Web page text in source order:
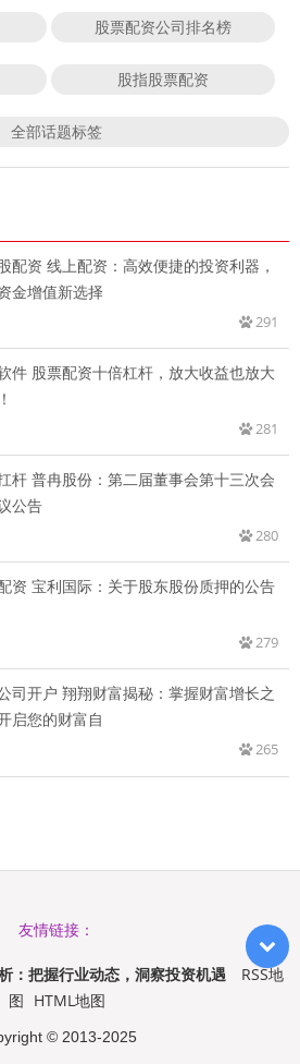
股票配资公司排名榜
股指股票配资
全部话题标签
配资 线上配资：高效便捷的投资利器，
金增值新选择
291
件 股票配资十倍杠杆，放大收益也放大
281
事会第十三次会
公告
280
资 宝利国际：关于股东股份质押的公告
279
司开户 翔翔财富揭秘：掌握财富增长之
启您的财富自
265
友情链接：
：把握行业动态，洞察投资机遇
RSS地
图 HTML地图
© 2013-2025